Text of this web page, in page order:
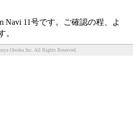
Navi 11号です。ご確認の程、よ
。
Otsuka Inc. All Rights Reserved.